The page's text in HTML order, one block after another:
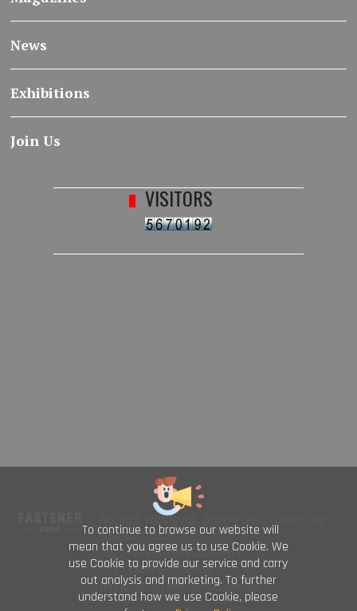
To continue to browse our website will
mean that you agree us to use Cookie. We
use Cookie to provide our service and carry
out analysis and marketing. To further
understand how we use Cookie, please
News
Exhibitions
Join Us
VISITORS
No. 469, Yuping Rd., Anping Dist., Tainan City
708014, Taiwan
TEL : +886-6-2954000(Rep.)
FAX : +886-6-2953939
foreign@fastener-world.com.tw